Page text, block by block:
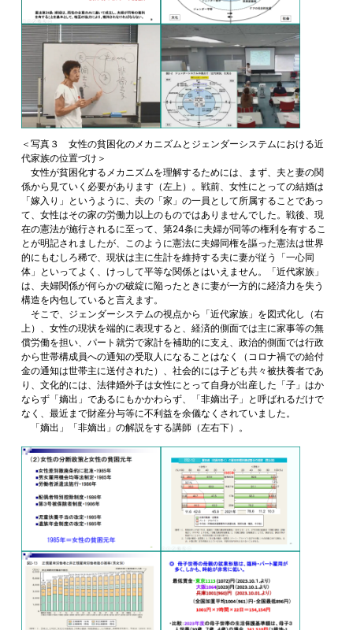
＜写真３ 女性の貧困化のメカニズムとジェンダーシステムにおける近
代家族の位置づけ＞
女性が貧困化するメカニズムを理解するためには、まず、夫と妻の関
係から見ていく必要があります（左上）。戦前、女性にとっての結婚は
「嫁入り」というように、夫の「家」の一員として所属することであっ
て、女性はその家の労働力以上のものではありませんでした。戦後、現
在の憲法が施行されるに至って、第24条に夫婦が同等の権利を有するこ
とが明記されましたが、このように憲法に夫婦同権を謳った憲法は世界
的にもむしろ稀で、現状は主に生計を維持する夫に妻が従う「一心同
体」といってよく、けっして平等な関係とはいえません。「近代家族」
は、夫婦関係が何らかの破綻に陥ったときに妻が一方的に経済力を失う
構造を内包していると言えます。
そこで、ジェンダーシステムの視点から「近代家族」を図式化し（右
上）、女性の現状を端的に表現すると、経済的側面では主に家事等の無
償労働を担い、パート就労で家計を補助的に支え、政治的側面では行政
から世帯構成員への通知の受取人になることはなく（コロナ禍での給付
金の通知は世帯主に送付された）、社会的には子ども共々被扶養者であ
り、文化的には、法律婚外子は女性にとって自身が出産した「子」はか
ならず「嫡出」であるにもかかわらず、「非嫡出子」と呼ばれるだけで
なく、最近まで財産分与等に不利益を余儀なくされていました。
「嫡出」「非嫡出」の解説をする講師（左右下）。